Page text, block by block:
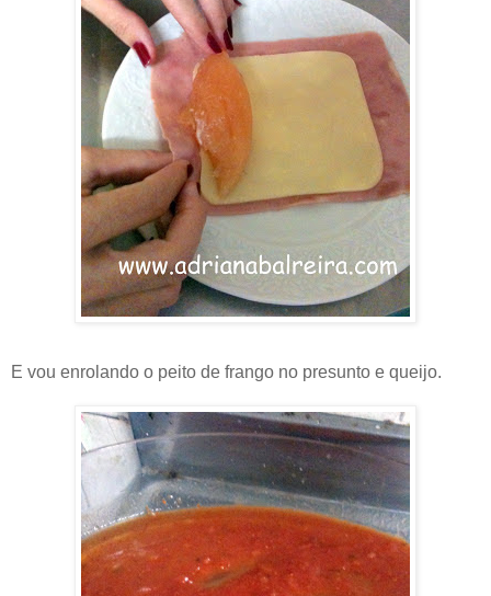
E vou enrolando o peito de frango no presunto e queijo.